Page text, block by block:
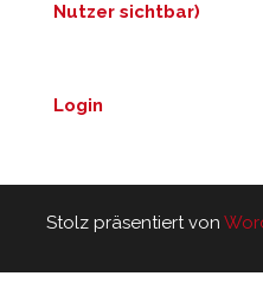
Nutzer sichtbar)
Login
Stolz präsentiert von